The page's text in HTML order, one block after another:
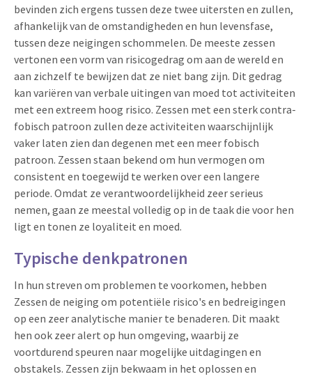
bevinden zich ergens tussen deze twee uitersten en zullen,
afhankelijk van de omstandigheden en hun levensfase,
tussen deze neigingen schommelen. De meeste zessen
vertonen een vorm van risicogedrag om aan de wereld en
aan zichzelf te bewijzen dat ze niet bang zijn. Dit gedrag
kan variëren van verbale uitingen van moed tot activiteiten
met een extreem hoog risico. Zessen met een sterk contra-
fobisch patroon zullen deze activiteiten waarschijnlijk
vaker laten zien dan degenen met een meer fobisch
patroon. Zessen staan bekend om hun vermogen om
consistent en toegewijd te werken over een langere
periode. Omdat ze verantwoordelijkheid zeer serieus
nemen, gaan ze meestal volledig op in de taak die voor hen
ligt en tonen ze loyaliteit en moed.
Typische denkpatronen
In hun streven om problemen te voorkomen, hebben
Zessen de neiging om potentiële risico's en bedreigingen
op een zeer analytische manier te benaderen. Dit maakt
hen ook zeer alert op hun omgeving, waarbij ze
voortdurend speuren naar mogelijke uitdagingen en
obstakels. Zessen zijn bekwaam in het oplossen en